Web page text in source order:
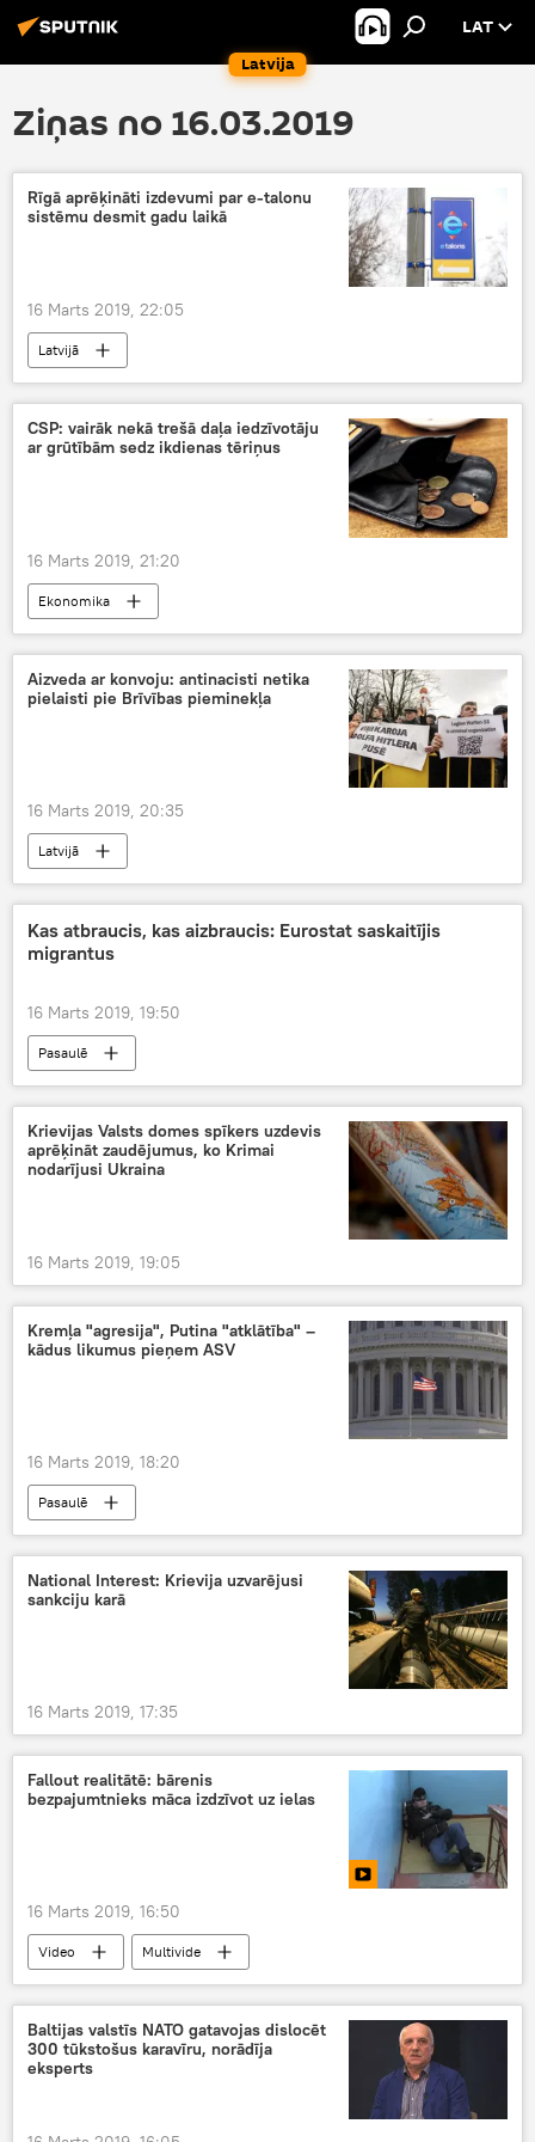
Latvija
LAT
Ziņas no 16.03.2019
Rīgā aprēķināti izdevumi par e-talonu
sistēmu desmit gadu laikā
16 Marts 2019, 22:05
Latvijā
CSP: vairāk nekā trešā daļa iedzīvotāju
ar grūtībām sedz ikdienas tēriņus
16 Marts 2019, 21:20
Ekonomika
Aizveda ar konvoju: antinacisti netika
pielaisti pie Brīvības pieminekļa
16 Marts 2019, 20:35
Latvijā
Kas atbraucis, kas aizbraucis: Eurostat saskaitījis
migrantus
16 Marts 2019, 19:50
Pasaulē
Krievijas Valsts domes spīkers uzdevis
aprēķināt zaudējumus, ko Krimai
nodarījusi Ukraina
16 Marts 2019, 19:05
Kremļa "agresija", Putina "atklātība" –
kādus likumus pieņem ASV
16 Marts 2019, 18:20
Pasaulē
National Interest: Krievija uzvarējusi
sankciju karā
16 Marts 2019, 17:35
Fallout realitātē: bārenis
bezpajumtnieks māca izdzīvot uz ielas
16 Marts 2019, 16:50
Video Multivide
Baltijas valstīs NATO gatavojas dislocēt
300 tūkstošus karavīru, norādīja
eksperts